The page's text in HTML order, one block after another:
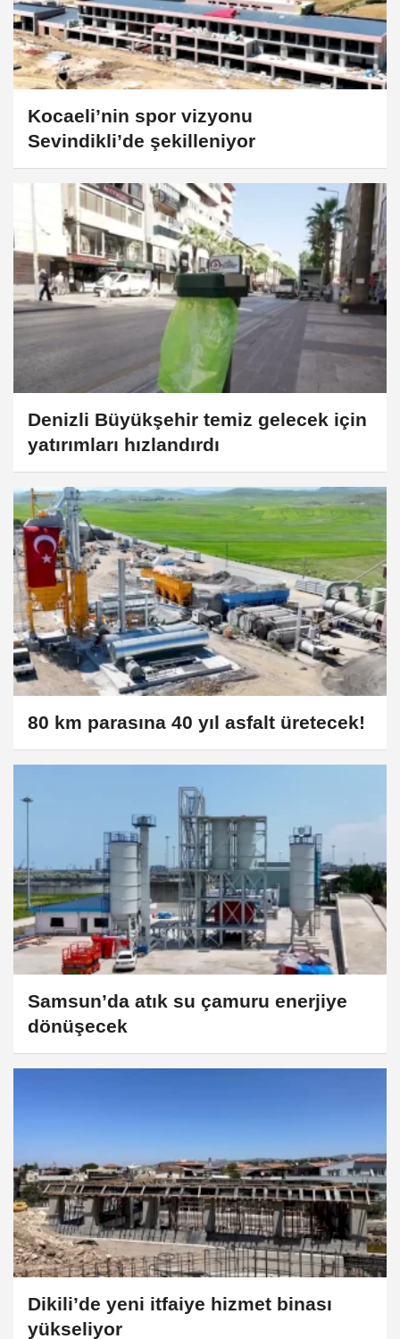
Kocaeli’nin spor vizyonu
Sevindikli’de şekilleniyor
Denizli Büyükşehir temiz gelecek için
yatırımları hızlandırdı
80 km parasına 40 yıl asfalt üretecek!
Samsun’da atık su çamuru enerjiye
dönüşecek
Dikili’de yeni itfaiye hizmet binası
yükseliyor